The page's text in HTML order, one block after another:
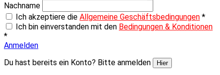
Nachname
Ich akzeptiere die Allgemeine Geschäftsbedingungen *
Ich bin einverstanden mit den Bedingungen & Konditionen
*
Anmelden
Du hast bereits ein Konto? Bitte anmelden
Hier